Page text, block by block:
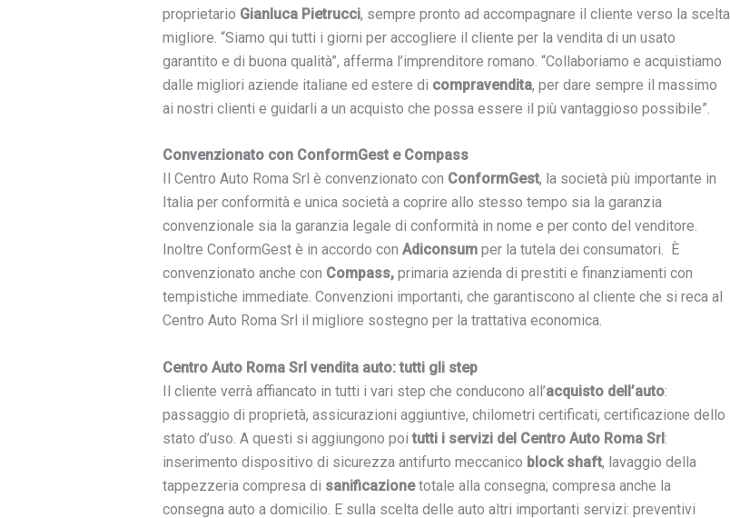
proprietario Gianluca Pietrucci, sempre pronto ad accompagnare il cliente verso la scelta
migliore. “Siamo qui tutti i giorni per accogliere il cliente per la vendita di un usato
garantito e di buona qualità”, afferma l’imprenditore romano. “Collaboriamo e acquistiamo
dalle migliori aziende italiane ed estere di compravendita, per dare sempre il massimo
ai nostri clienti e guidarli a un acquisto che possa essere il più vantaggioso possibile”.
Convenzionato con ConformGest e Compass
Il Centro Auto Roma Srl è convenzionato con ConformGest, la società più importante in
Italia per conformità e unica società a coprire allo stesso tempo sia la garanzia
convenzionale sia la garanzia legale di conformità in nome e per conto del venditore.
Inoltre ConformGest è in accordo con Adiconsumper la tutela dei consumatori. È
convenzionato anche con Compass, primaria azienda di prestiti e finanziamenti con
tempistiche immediate. Convenzioni importanti, che garantiscono al cliente che si reca al
Centro Auto Roma Srl il migliore sostegno per la trattativa economica.
Centro Auto Roma Srl vendita auto: tutti gli step
Il cliente verrà affiancato in tutti i vari step che conducono all’acquisto dell’auto:
passaggio di proprietà, assicurazioni aggiuntive, chilometri certificati, certificazione dello
stato d’uso. A questi si aggiungono poitutti i servizi del Centro Auto Roma Srl:
inserimento dispositivo di sicurezza antifurto meccanico block shaft, lavaggio della
tappezzeria compresa di sanificazionetotale alla consegna; compresa anche la
consegna auto a domicilio. E sulla scelta delle auto altri importanti servizi: preventivi